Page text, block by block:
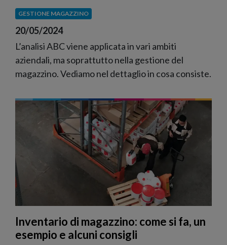
GESTIONE MAGAZZINO
20/05/2024
L’analisi ABC viene applicata in vari ambiti
aziendali, ma soprattutto nella gestione del
magazzino. Vediamo nel dettaglio in cosa consiste.
Inventario di magazzino: come si fa, un
esempio e alcuni consigli